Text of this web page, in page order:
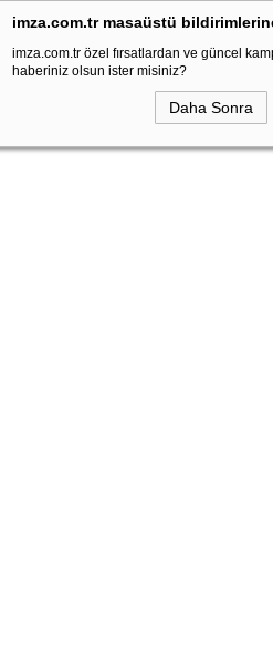
imza.com.tr masaüstü
imza.com.tr özel fırsatlardan ve güncel
haberiniz olsun ister misiniz?
Daha Sonra